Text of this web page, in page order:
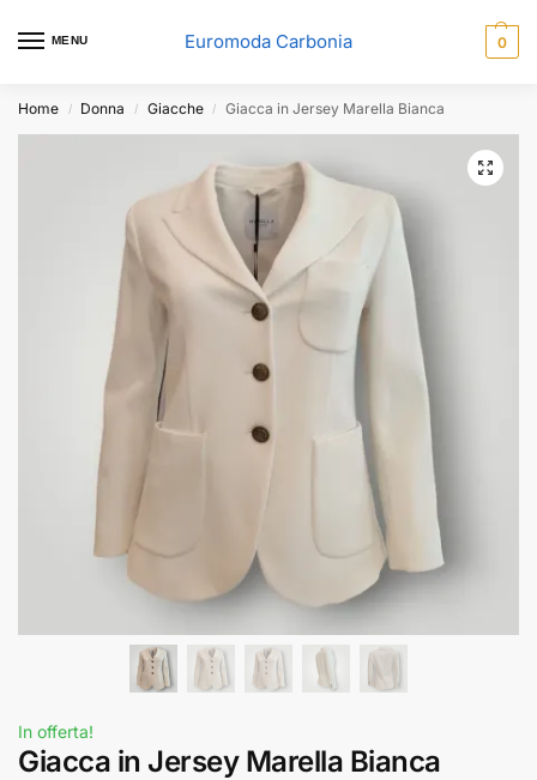
MENU Euromoda Carbonia 0
Home / Donna / Giacche / Giacca in Jersey Marella Bianca
In offerta!
Giacca in Jersey Marella Bianca